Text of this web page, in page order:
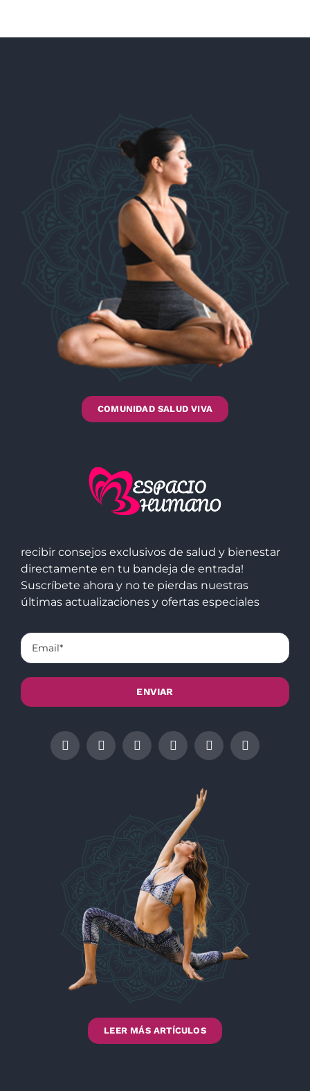
COMUNIDAD SALUD VIVA
recibir consejos exclusivos de salud y bienestar
directamente en tu bandeja de entrada!
Suscríbete ahora y no te pierdas nuestras
últimas actualizaciones y ofertas especiales
LEER MÁS ARTÍCULOS